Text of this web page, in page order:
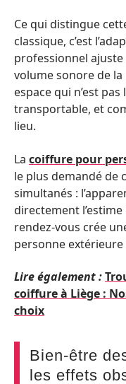
Ce qui distingue
classique, c’est
professionnel
volume sonore de
espace qui n’est
transportable, et
lieu.
La coiffure pour
le plus demandé de
simultanés :
directement
rendez-vous crée
personne
Lire également :
coiffure à Liège :
choix
Bien-être
les effets